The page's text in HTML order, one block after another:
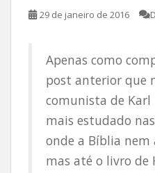
29 de janeiro de 2016
Apenas como
post anterior que
comunista de
mais estudado
onde a Bíblia nem
mas até o livro de